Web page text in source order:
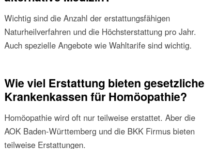
Wichtig sind die Anzahl der erstattungsfähigen
Naturheilverfahren und die Höchsterstattung pro Jahr.
Auch spezielle Angebote wie Wahltarife sind wichtig.
Wie viel Erstattung bieten gesetzliche
Krankenkassen für Homöopathie?
Homöopathie wird oft nur teilweise erstattet. Aber die
AOK Baden-Württemberg und die BKK Firmus bieten
teilweise Erstattungen.